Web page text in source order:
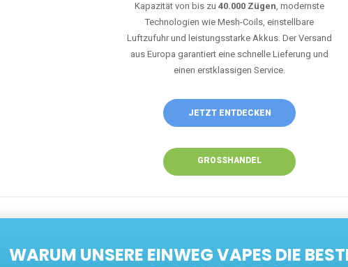
Kapazität von bis zu 40.000 Zügen, modernste
Technologien wie Mesh-Coils, einstellbare
Luftzufuhr und leistungsstarke Akkus. Der Versand
aus Europa garantiert eine schnelle Lieferung und
einen erstklassigen Service.
JETZT ENTDECKEN
GROSSHANDEL
WARUM UNSERE EINWEG VAPES DIE